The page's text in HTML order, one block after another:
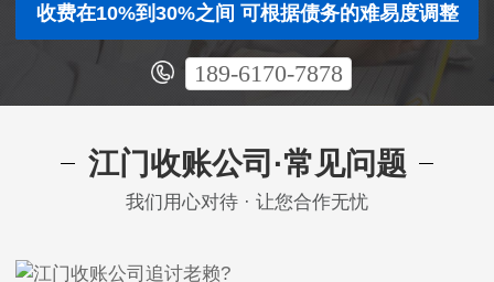
收费在10%到30%之间 可根据债务的难易度调整
189-6170-7878
江门收账公司·常见问题
我们用心对待 · 让您合作无忧